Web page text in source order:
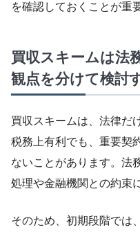
を確認しておくことが重
買収スキームは法
観点を分けて検討
買収スキームは、法律だ
税務上有利でも、重要契
ないことがあります。法
処理や金融機関との約束
そのため、初期段階では